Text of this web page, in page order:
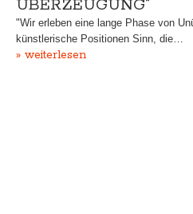
ÜBERZEUGUNG“
"Wir erleben eine lange Phase von
künstlerische Positionen Sinn, die…
» weiterlesen